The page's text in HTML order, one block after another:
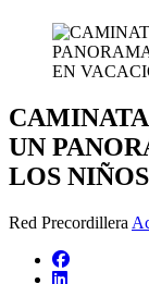
UN
LOS
Red Precordillera